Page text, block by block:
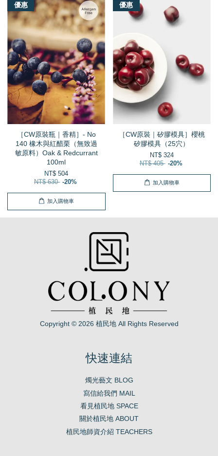
優惠
［CW原裝瓶｜香精］- No
140 橡木與紅醋栗（無致過
敏原料）Oak & Redcurrant
100ml
NT$ 504
NT$ 630 -20%
加入購物車
優惠
［CW原裝｜矽膠模具］櫻桃
矽膠模具（25穴）
NT$ 324
NT$ 405 -20%
加入購物車
Copyright © 2026 植民地 All Rights Reserved
快速連結
燭光藝文 BLOG
寫信給我們 MAIL
看見植民地 SPACE
關於植民地 ABOUT
植民地師資介紹 TEACHERS